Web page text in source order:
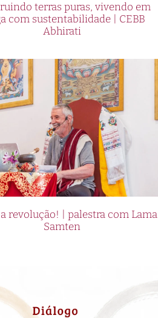
terras puras, vivendo em
com sustentabilidade | CEBB
Abhirati
revolução! | palestra com Lama
Samten